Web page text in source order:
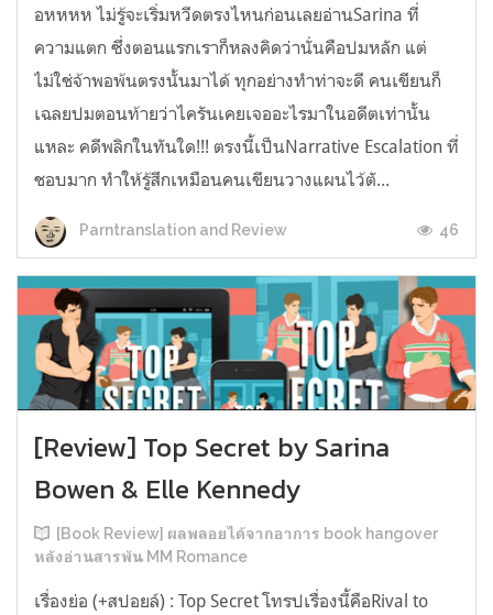
อหหหห ไม่รู้จะเริ่มหวีดตรงไหนก่อนเลยอ่านSarina ที่
ความแตก ซึ่งตอนแรกเราก็หลงคิดว่านั่นคือปมหลัก แต่
ไม่ใช่จ้าพอพ้นตรงนั้นมาได้ ทุกอย่างทำท่าจะดี คนเขียนก็
เฉลยปมตอนท้ายว่าไครันเคยเจออะไรมาในอดีตเท่านั้น
แหละ คดีพลิกในทันใด!!! ตรงนี้เป็นNarrative Escalation ที่
ชอบมาก ทำให้รู้สึกเหมือนคนเขียนวางแผนไว้ตั...
Parntranslation and Review 46
[Review] Top Secret by Sarina
Bowen & Elle Kennedy
[Book Review] ผลพลอยได้จากอาการ book hangover
หลังอ่านสารพัน MM Romance
เรื่องย่อ (+สปอยล์) : Top Secret โทรปเรื่องนี้คือRival to